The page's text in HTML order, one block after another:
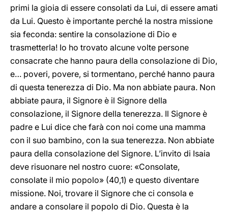
primi la gioia di essere consolati da Lui, di essere amati
da Lui. Questo è importante perché la nostra missione
sia feconda: sentire la consolazione di Dio e
trasmetterla! Io ho trovato alcune volte persone
consacrate che hanno paura della consolazione di Dio,
e… poveri, povere, si tormentano, perché hanno paura
di questa tenerezza di Dio. Ma non abbiate paura. Non
abbiate paura, il Signore è il Signore della
consolazione, il Signore della tenerezza. Il Signore è
padre e Lui dice che farà con noi come una mamma
con il suo bambino, con la sua tenerezza. Non abbiate
paura della consolazione del Signore. L’invito di Isaia
deve risuonare nel nostro cuore: «Consolate,
consolate il mio popolo» (40,1) e questo diventare
missione. Noi, trovare il Signore che ci consola e
andare a consolare il popolo di Dio. Questa è la